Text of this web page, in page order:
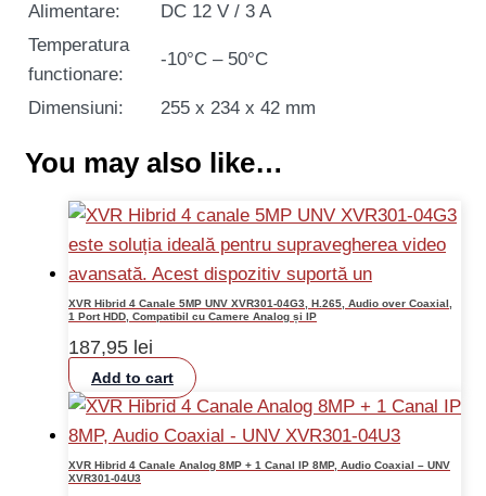
Alimentare:
DC 12 V / 3 A
Temperatura
functionare:
-10°C – 50°C
Dimensiuni: 255 x 234 x 42 mm
You may also like…
XVR Hibrid 4 Canale 5MP UNV XVR301-04G3, H.265, Audio over Coaxial,
1 Port HDD, Compatibil cu Camere Analog și IP
187,95 lei
Add to cart
XVR Hibrid 4 Canale Analog 8MP + 1 Canal IP 8MP, Audio Coaxial – UNV
XVR301-04U3